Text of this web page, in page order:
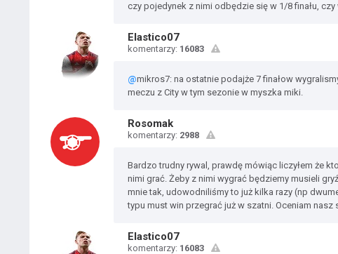
czy pojedynek z nimi odbędzie się w 1/8 finału,
Elastico07
komentarzy: 16083
@mikros7: na ostatnie podajże 7 finałow
meczu z City w tym sezonie w myszka miki.
Rosomak
komentarzy: 2988
Bardzo trudny rywal, prawdę mówiąc liczyłem że
nimi grać. Żeby z nimi wygrać będziemy musieli
mnie tak, udowodniliśmy to już kilka razy (np
typu must win przegrać już w szatni. Oceniam nasz
Elastico07
komentarzy: 16083